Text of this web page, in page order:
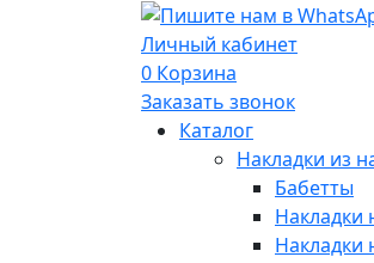
Личный кабинет
0 Корзина
Заказать звонок
Каталог
Накладки из
Бабетты
Накладки
Накладки